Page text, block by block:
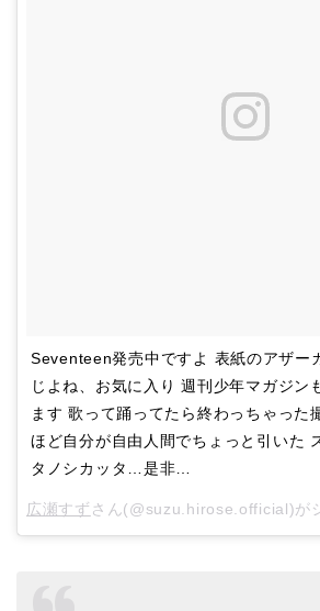
Seventeen発売中ですよ 表紙のアザー
じよね、お気に入り 週刊少年マガジン
ます 歌って踊ってたら終わっちゃった
ほど自分が自由人間でちょっと引いた
タノシカッタ…是非…
広瀬すず さん(@suzu.hirose.official)が